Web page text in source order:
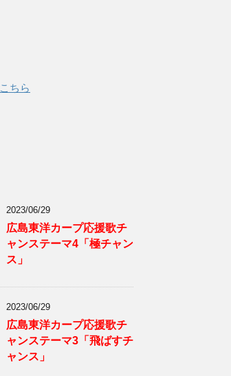
こちら
2023/06/29
広島東洋カープ応援歌チ
ャンステーマ4「極チャン
ス」
2023/06/29
広島東洋カープ応援歌チ
ャンステーマ3「飛ばすチ
ャンス」